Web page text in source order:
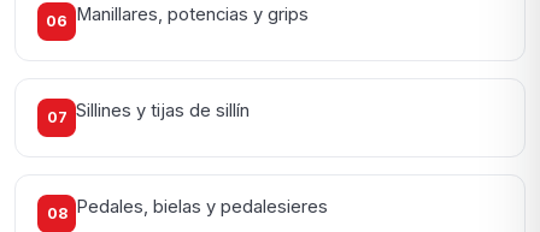
06 Manillares, potencias y grips
07 Sillines y tijas de sillín
08 Pedales, bielas y pedalesieres